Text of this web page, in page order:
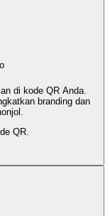
di kode QR Anda.
branding dan
QR.